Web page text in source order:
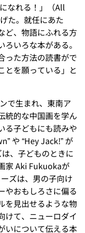
なれる！」（All
た。就任にあた
ど、物語にふれる方
いろな本がある。
った方法の読書がで
とを願っている」と
で生まれ、東南ア
統的な中国画を学ん
る子どもにも読みや
や “Hey Jack!” が
、子どものときに
家 Aki Fukuokaが
ズは、男の子向け
やおもしろさに偏る
を見出せるような物
けて、ニューロダイ
いについて伝える本